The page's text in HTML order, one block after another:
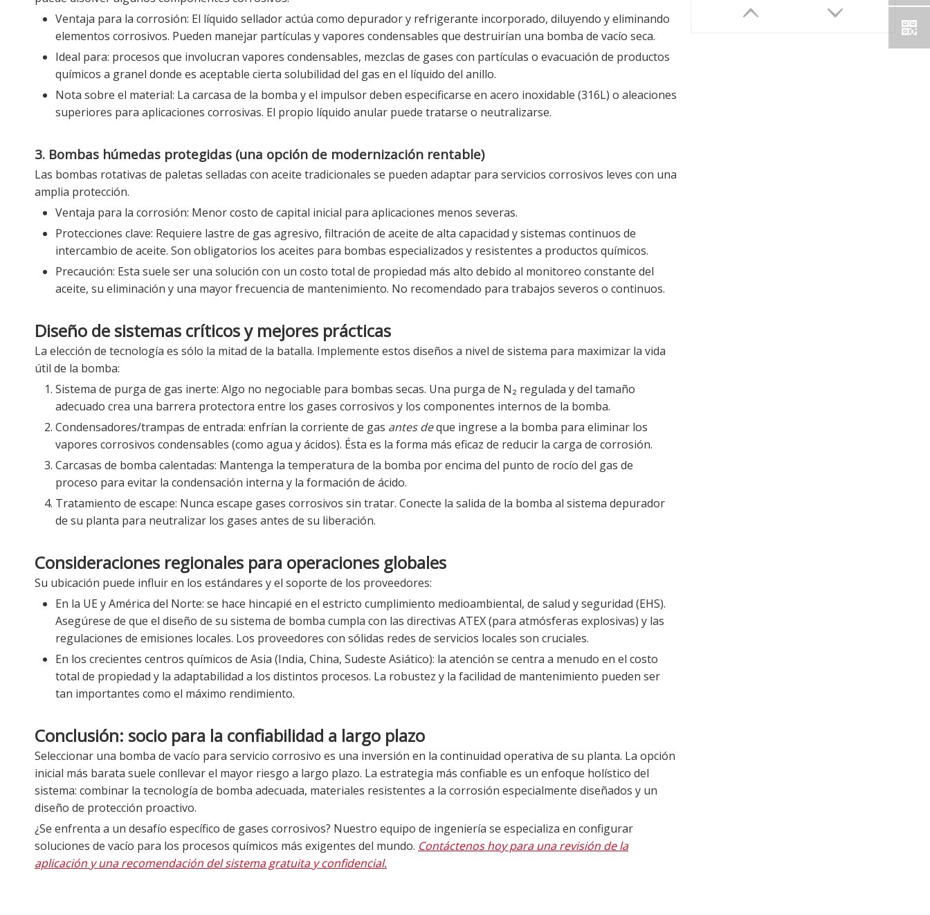
Ventaja para la corrosión: El líquido sellador actúa como depurador y refrigerante incorporado, diluyendo y eliminando
elementos corrosivos. Pueden manejar partículas y vapores condensables que destruirían una bomba de vacío seca.
Ideal para: procesos que involucran vapores condensables, mezclas de gases con partículas o evacuación de productos
químicos a granel donde es aceptable cierta solubilidad del gas en el líquido del anillo.
Nota sobre el material: La carcasa de la bomba y el impulsor deben especificarse en acero inoxidable (316L) o aleaciones
superiores para aplicaciones corrosivas. El propio líquido anular puede tratarse o neutralizarse.
3. Bombas húmedas protegidas (una opción de modernización rentable)
Las bombas rotativas de paletas selladas con aceite tradicionales se pueden adaptar para servicios corrosivos leves con una
amplia protección.
Ventaja para la corrosión: Menor costo de capital inicial para aplicaciones menos severas.
Protecciones clave: Requiere lastre de gas agresivo, filtración de aceite de alta capacidad y sistemas continuos de
intercambio de aceite. Son obligatorios los aceites para bombas especializados y resistentes a productos químicos.
Precaución: Esta suele ser una solución con un costo total de propiedad más alto debido al monitoreo constante del
aceite, su eliminación y una mayor frecuencia de mantenimiento. No recomendado para trabajos severos o continuos.
Diseño de sistemas críticos y mejores prácticas
La elección de tecnología es sólo la mitad de la batalla. Implemente estos diseños a nivel de sistema para maximizar la vida
útil de la bomba:
Sistema de purga de gas inerte: Algo no negociable para bombas secas. Una purga de N₂ regulada y del tamaño
adecuado crea una barrera protectora entre los gases corrosivos y los componentes internos de la bomba.
Condensadores/trampas de entrada: enfrían la corriente de gas antes deque ingrese a la bomba para eliminar los
vapores corrosivos condensables (como agua y ácidos). Ésta es la forma más eficaz de reducir la carga de corrosión.
Carcasas de bomba calentadas: Mantenga la temperatura de la bomba por encima del punto de rocío del gas de
proceso para evitar la condensación interna y la formación de ácido.
Tratamiento de escape: Nunca escape gases corrosivos sin tratar. Conecte la salida de la bomba al sistema depurador
de su planta para neutralizar los gases antes de su liberación.
Consideraciones regionales para operaciones globales
Su ubicación puede influir en los estándares y el soporte de los proveedores:
En la UE y América del Norte: se hace hincapié en el estricto cumplimiento medioambiental, de salud y seguridad (EHS).
Asegúrese de que el diseño de su sistema de bomba cumpla con las directivas ATEX (para atmósferas explosivas) y las
regulaciones de emisiones locales. Los proveedores con sólidas redes de servicios locales son cruciales.
En los crecientes centros químicos de Asia (India, China, Sudeste Asiático): la atención se centra a menudo en el costo
total de propiedad y la adaptabilidad a los distintos procesos. La robustez y la facilidad de mantenimiento pueden ser
tan importantes como el máximo rendimiento.
Conclusión: socio para la confiabilidad a largo plazo
Seleccionar una bomba de vacío para servicio corrosivo es una inversión en la continuidad operativa de su planta. La opción
inicial más barata suele conllevar el mayor riesgo a largo plazo. La estrategia más confiable es un enfoque holístico del
sistema: combinar la tecnología de bomba adecuada, materiales resistentes a la corrosión especialmente diseñados y un
diseño de protección proactivo.
¿Se enfrenta a un desafío específico de gases corrosivos? Nuestro equipo de ingeniería se especializa en configurar
soluciones de vacío para los procesos químicos más exigentes del mundo. Contáctenos hoy para una revisión de la
aplicación y una recomendación del sistema gratuita y confidencial.